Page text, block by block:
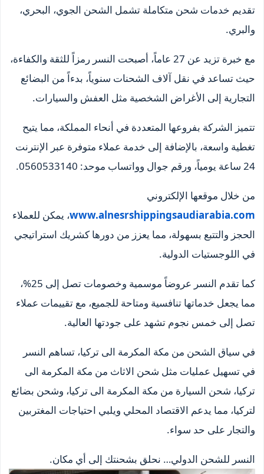
تقديم خدمات شحن متكاملة تشمل الشحن الجوي، البحري،
والبري.
مع خبرة تزيد عن 27 عاماً، أصبحت النسر رمزاً للثقة والكفاءة،
حيث تساعد في نقل آلاف الشحنات سنوياً، بدءاً من البضائع
التجارية إلى الأغراض الشخصية مثل العفش والسيارات.
تتميز الشركة بفروعها المتعددة في أنحاء المملكة، مما يتيح
تغطية واسعة، بالإضافة إلى خدمة عملاء متوفرة عبر الإنترنت
24 ساعة يومياً، ورقم جوال وواتساب موحد: 0560533140.
من خلال موقعها الإلكتروني
www.alnesrshippingsaudiarabia.com، يمكن للعملاء
الحجز والتتبع بسهولة، مما يعزز من دورها كشريك استراتيجي
في اللوجستيات الدولية.
كما تقدم النسر عروضاً موسمية وخصومات تصل إلى 25%،
مما يجعل خدماتها تنافسية ومتاحة للجميع، مع تقييمات عملاء
تصل إلى خمس نجوم تشهد على جودتها العالية.
في سياق الشحن من مكة المكرمة الى تركيا، تساهم النسر
في تسهيل عمليات مثل شحن الاثاث من مكة المكرمة الى
تركيا، شحن السيارة من مكة المكرمة الى تركيا، وشحن بضائع
لتركيا، مما يدعم الاقتصاد المحلي ويلبي احتياجات المغتربين
والتجار على حد سواء.
النسر للشحن الدولي… نحلق بشحنتك إلى أي مكان.